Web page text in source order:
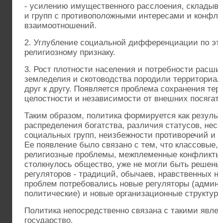
- усилению имущественного расслоения,
и групп с противоположными интересами и
взаимоотношений.
2. Углубление социальной дифференциации по
религиозному признаку.
3. Рост плотности населения и потребности
земледелия и скотоводства породили
друг к другу. Появляется проблема сохранения
целостности и независимости от внешних
Таким образом, политика формируется как
распределения богатства, различия статусов,
социальных групп, неизбежности противоречий
Ее появление было связано с тем, что
религиозные проблемы, межплеменные
столкнулось общество, уже не могли быть
регуляторов - традиций, обычаев,
проблем потребовались новые регуляторы
политические) и новые организационные
Политика непосредственно связана с такими
государство.